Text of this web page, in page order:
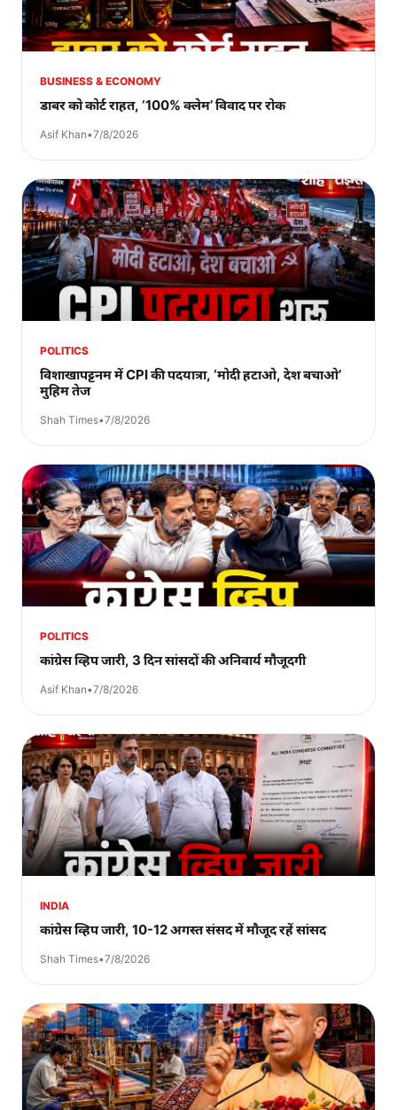
BUSINESS & ECONOMY
डाबर को कोर्ट राहत, ‘100% क्लेम’ विवाद पर रोक
Asif Khan•7/8/2026
POLITICS
विशाखापट्टनम में CPI की पदयात्रा, ‘मोदी हटाओ, देश बचाओ’
मुहिम तेज
Shah Times•7/8/2026
POLITICS
कांग्रेस व्हिप जारी, 3 दिन सांसदों की अनिवार्य मौजूदगी
Asif Khan•7/8/2026
INDIA
कांग्रेस व्हिप जारी, 10-12 अगस्त संसद में मौजूद रहें सांसद
Shah Times•7/8/2026